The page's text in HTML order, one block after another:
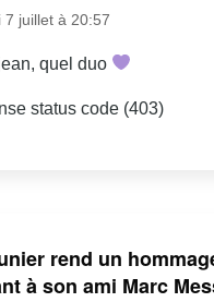
7 juillet à 20:57
quel duo
status code (403)
rend un
à son ami Marc